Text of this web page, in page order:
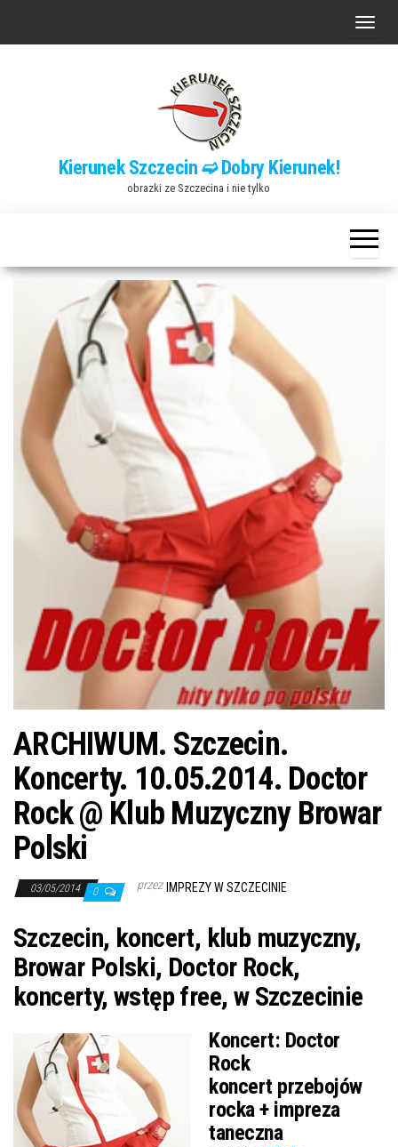
P
n
a
w
Kierunek Szczecin ➫ Dobry Kierunek!
obrazki ze Szczecina i nie tylko
ARCHIWUM. Szczecin.
Koncerty. 10.05.2014. Doctor
Rock @ Klub Muzyczny Browar
Polski
03/05/2014 0 przez IMPREZY W SZCZECINIE
Szczecin, koncert, klub muzyczny,
Browar Polski, Doctor Rock,
koncerty, wstęp free, w Szczecinie
Koncert: Doctor
Rock
koncert przebojów
rocka + impreza
taneczna